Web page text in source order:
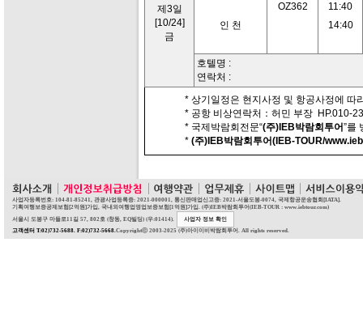
제3일
[10/24]
금
OZ362
11:40
인 천
14:40
호텔명 :
연락처 :
* 상기일정은 현지사정 및 항공사정에 따
* 공항 비상연락처：허민 부장 HP.010-
* 국제박람회전문“(주)IEB박람회투어”를
* (주)IEB박람회투어(IEB-TOUR/
사업자등록번호: 104-81-85241, 관광사업등록증: 2021-000001, 통신판매업신고증: 2021-서울도봉-0074, 국제항공운송협회[IATA].
기획여행보증공제보험[2억원]가입, 국내외여행업영업보증보험[1억원]가입. (주)IEB박람회투어(IEB-TOUR : www.iebtour.com)
서울시 도봉구 마들로11길 57, 802호 (창동, EQ빌딩) (우:01414).
사업자 정보 확인
고객센터 T:02)732-5688. F:02)732-5668.Copyrightⓒ 2003-2025 (주)아이이비박람회투어. All rights reserved.